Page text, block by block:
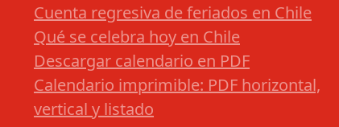
Cuenta regresiva de feriados en Chile
Qué se celebra hoy en Chile
Descargar calendario en PDF
Calendario imprimible: PDF horizontal,
vertical y listado